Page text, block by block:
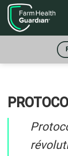
Skip
to
content